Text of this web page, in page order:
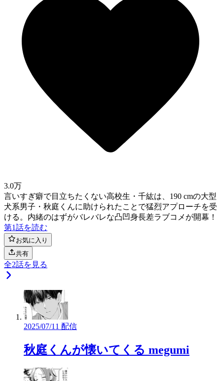
3.0万
言いすぎ癖で目立ちたくない高校生・千紘は、190 cmの大型
犬系男子・秋庭くんに助けられたことで猛烈アプローチを受
ける。内緒のはずがバレバレな凸凹身長差ラブコメが開幕！
第1話を読む
お気に入り
共有
全2話を見る
2025/07/11 配信
秋庭くんが懐いてくる megumi